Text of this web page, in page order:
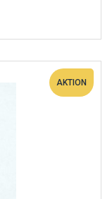
AKTION